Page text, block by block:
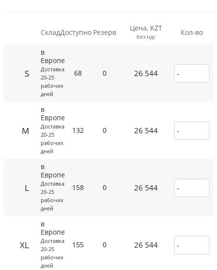
СкладДоступно Резерв Цена, KZT
без ндс Кол-во
S
в
Европе
Доставка
20-25
рабочих
дней
68 0 26 544
M
в
Европе
Доставка
20-25
рабочих
дней
132 0 26 544
L
в
Европе
Доставка
20-25
рабочих
дней
158 0 26 544
XL
в
Европе
Доставка
20-25
рабочих
дней
155 0 26 544